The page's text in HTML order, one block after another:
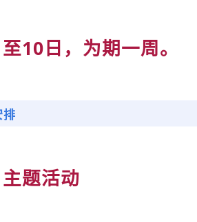
10日，为期一周。
排
主题活动